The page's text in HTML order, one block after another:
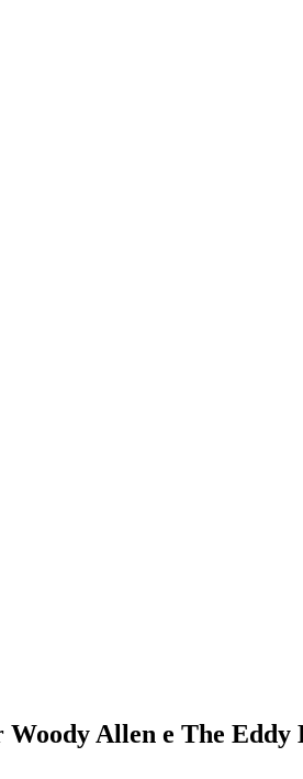
Allen e The Eddy